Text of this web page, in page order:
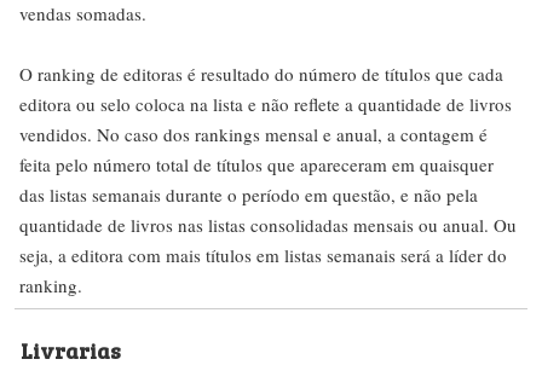
vendas somadas.
O ranking de editoras é resultado do número de títulos que cada
editora ou selo coloca na lista e não reflete a quantidade de livros
vendidos. No caso dos rankings mensal e anual, a contagem é
feita pelo número total de títulos que apareceram em quaisquer
das listas semanais durante o período em questão, e não pela
quantidade de livros nas listas consolidadas mensais ou anual. Ou
seja, a editora com mais títulos em listas semanais será a líder do
ranking.
Livrarias